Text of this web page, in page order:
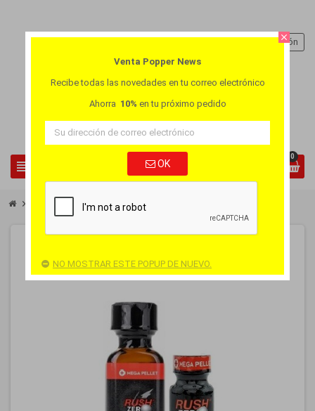
view_headline
Iniciar sesión
0
chevron_right Paquete Popper Rush Zero XL & Rush Zero Small
close
Venta Popper News
Recibe todas las novedades en tu correo electrónico
Ahorra 10% en tu próximo pedido
OK
NO MOSTRAR ESTE POPUP DE NUEVO.